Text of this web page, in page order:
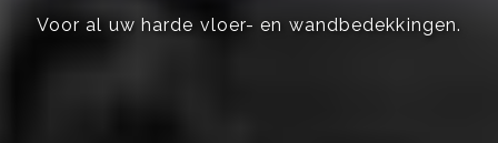
Voor al uw harde vloer- en wandbedekkingen.